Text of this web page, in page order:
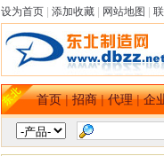
设为首页 添加收藏 网站地图
首页|招商|代理|企